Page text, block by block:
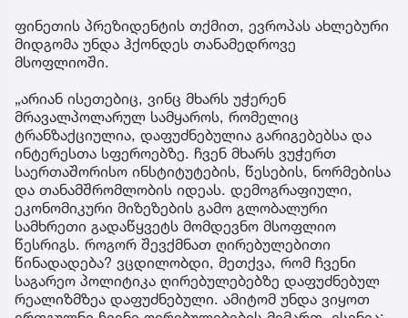
ფინეთის პრეზიდენტის თქმით, ევროპას ახლებური
მიდგომა უნდა ჰქონდეს თანამედროვე
მსოფლიოში.
„არიან ისეთებიც, ვინც მხარს უჭერენ
მრავალპოლარულ სამყაროს, რომელიც
ტრანზაქციულია, დაფუძნებულია გარიგებებსა და
ინტერესთა სფეროებზე. ჩვენ მხარს ვუჭერთ
საერთაშორისო ინსტიტუტების, წესების, ნორმებისა
და თანამშრომლობის იდეას. დემოგრაფიული,
ეკონომიკური მიზეზების გამო გლობალური
სამხრეთი გადაწყვეტს მომდევნო მსოფლიო
წესრიგს. როგორ შევქმნათ ღირებულებითი
წინადადება? ვცდილობდი, მეთქვა, რომ ჩვენი
საგარეო პოლიტიკა ღირებულებებზე დაფუძნებულ
რეალიზმზეა დაფუძნებული. ამიტომ უნდა ვიყოთ